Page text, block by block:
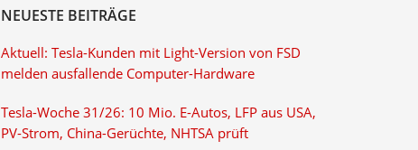
NEUESTE BEITRÄGE
Aktuell: Tesla-Kunden mit Light-Version von FSD
melden ausfallende Computer-Hardware
Tesla-Woche 31/26: 10 Mio. E-Autos, LFP aus USA,
PV-Strom, China-Gerüchte, NHTSA prüft